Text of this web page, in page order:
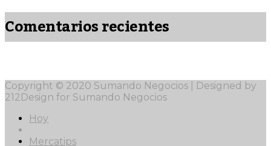
Comentarios recientes
Copyright © 2020 Sumando Negocios | Designed by
212Design for Sumando Negocios
Hoy
Mercatips